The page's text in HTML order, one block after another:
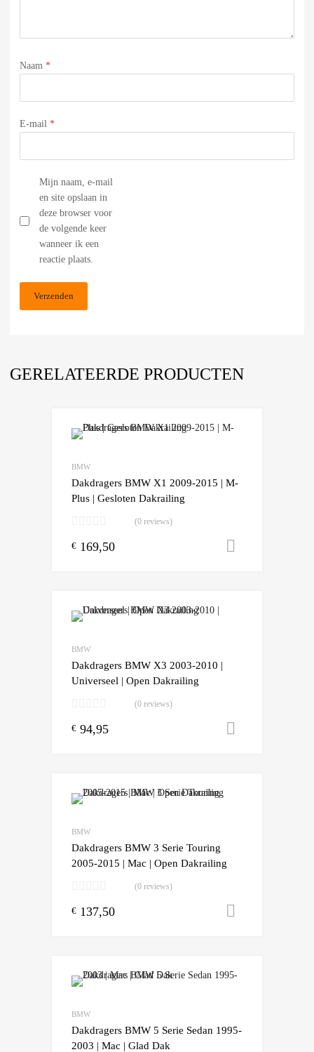
Naam *
E-mail *
Mijn naam, e-mail
en site opslaan in
deze browser voor
de volgende keer
wanneer ik een
reactie plaats.
GERELATEERDE PRODUCTEN
BMW
Dakdragers BMW X1 2009-2015 | M-
Plus | Gesloten Dakrailing
(0 reviews)
€ 169,50
BMW
Dakdragers BMW X3 2003-2010 |
Universeel | Open Dakrailing
(0 reviews)
€ 94,95
BMW
Dakdragers BMW 3 Serie Touring
2005-2015 | Mac | Open Dakrailing
(0 reviews)
€ 137,50
BMW
Dakdragers BMW 5 Serie Sedan 1995-
2003 | Mac | Glad Dak